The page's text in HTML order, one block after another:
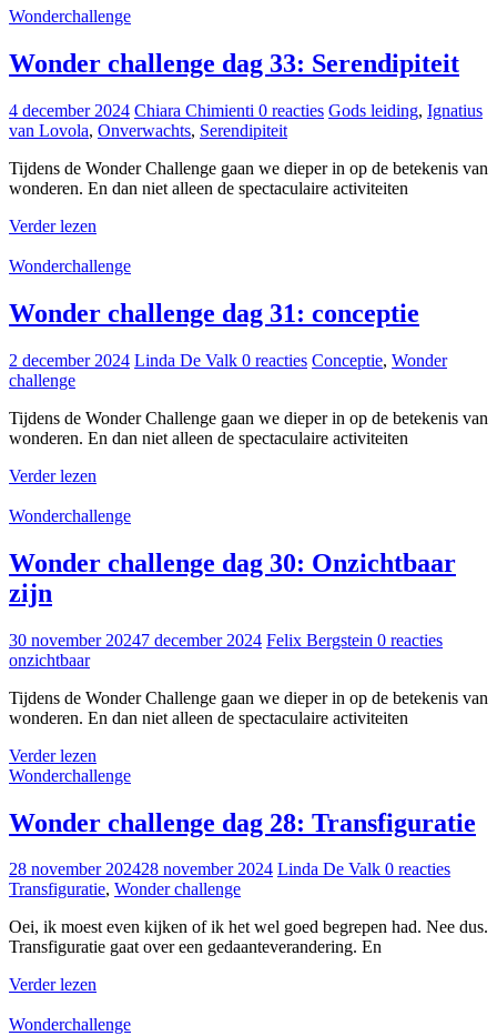
Wonderchallenge
Wonder challenge dag 33: Serendipiteit
4 december 2024 Chiara Chimienti 0 reacties Gods leiding, Ignatius
van Lovola, Onverwachts, Serendipiteit
Tijdens de Wonder Challenge gaan we dieper in op de betekenis van
wonderen. En dan niet alleen de spectaculaire activiteiten
Verder lezen
Wonderchallenge
Wonder challenge dag 31: conceptie
2 december 2024 Linda De Valk 0 reacties Conceptie, Wonder
challenge
Tijdens de Wonder Challenge gaan we dieper in op de betekenis van
wonderen. En dan niet alleen de spectaculaire activiteiten
Verder lezen
Wonderchallenge
Wonder challenge dag 30: Onzichtbaar
zijn
30 november 20247 december 2024 Felix Bergstein 0 reacties
onzichtbaar
Tijdens de Wonder Challenge gaan we dieper in op de betekenis van
wonderen. En dan niet alleen de spectaculaire activiteiten
Verder lezen
Wonderchallenge
Wonder challenge dag 28: Transfiguratie
28 november 202428 november 2024 Linda De Valk 0 reacties
Transfiguratie, Wonder challenge
Oei, ik moest even kijken of ik het wel goed begrepen had. Nee dus.
Transfiguratie gaat over een gedaanteverandering. En
Verder lezen
Wonderchallenge